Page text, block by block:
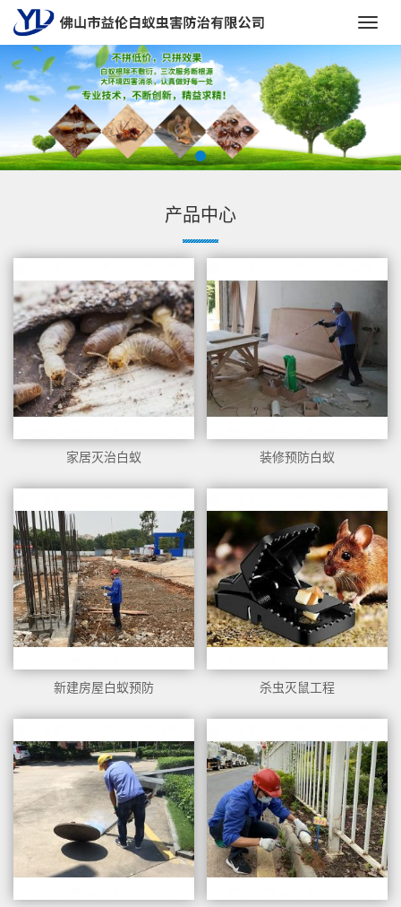
产品中心
家居灭治白蚁 装修预防白蚁
新建房屋白蚁预防 杀虫灭鼠工程